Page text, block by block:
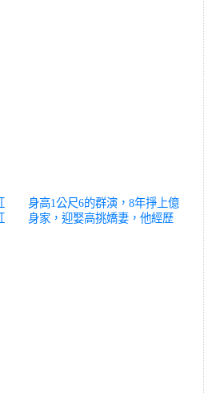
身高1公尺6的群演，8年掙上億
身家，迎娶高挑嬌妻，他經歷